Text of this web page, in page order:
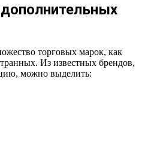
торговых марок, как
Из известных брендов,
можно выделить: